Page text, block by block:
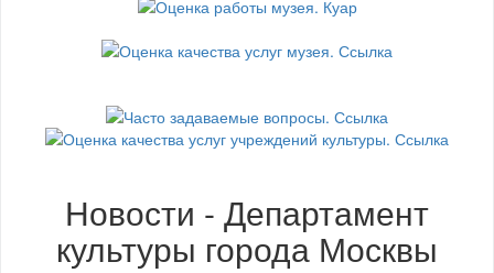
Новости - Департамент
культуры города Москвы